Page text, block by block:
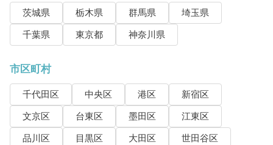
茨城県 栃木県 群馬県
埼玉県
千葉県
東京都 神奈川県
市区町村
千代田区 中央区 港区
新宿区
文京区
台東区 墨田区
江東区
品川区
目黒区 大田区
世田谷区